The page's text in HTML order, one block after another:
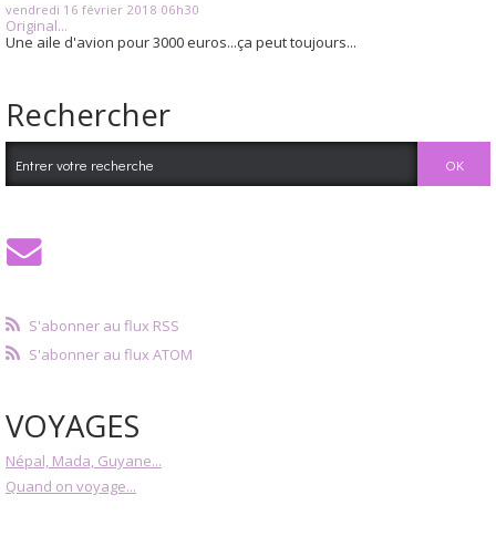
vendredi 16 février 2018 06h30
Original...
Une aile d'avion pour 3000 euros...ça peut toujours...
Rechercher
S'abonner au flux RSS
S'abonner au flux ATOM
VOYAGES
Népal, Mada, Guyane...
Quand on voyage...